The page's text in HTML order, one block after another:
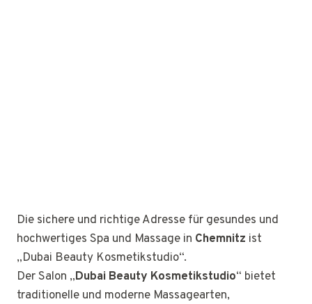
Die sichere und richtige Adresse für gesundes und
hochwertiges Spa und Massage in Chemnitz ist
„Dubai Beauty Kosmetikstudio“.
Der Salon „Dubai Beauty Kosmetikstudio“ bietet
traditionelle und moderne Massagearten,